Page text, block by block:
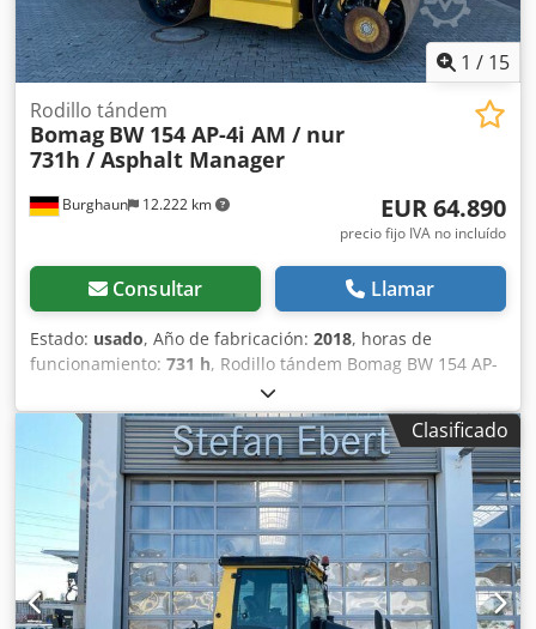
1 / 15
Burghaun 12.222 km
Rodillo tándem
Bomag BW 154 AP-4i AM / nur
731h / Asphalt Manager
EUR 64.890
precio fijo IVA no incluído
Consultar Llamar
Estado: usado, Año de fabricación: 2018, horas de
funcionamiento: 731 h, Rodillo tándem Bomag BW 154 AP-
4 AM, año de fabricación: 2018, horas de funcionamiento:
solo 731 h, motor: Kubota [55,4 kW/75 CV], Asphalt
Manager 2, peso: 7300 kg, banda de rodadura lisa, buen
estado, listo para su uso inmediato. Si lo desea, le
ofreceremos una opción de arrendamiento o financiación.
El Sr. Mihm (Tel. estará encantado de atenderle. Puede
encontrar más información en nuestra página web. ¡Salvo
errores y venta previa! = Más información = Credpozq
Tzysfx Ahrsf Póngase en contacto con Tobias Ebert para
obtener más información.
Clasificado